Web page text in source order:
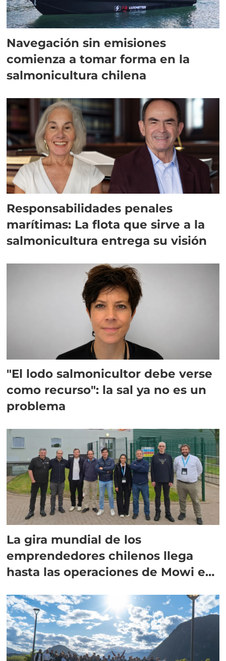
Navegación sin emisiones
comienza a tomar forma en la
salmonicultura chilena
Responsabilidades penales
marítimas: La flota que sirve a la
salmonicultura entrega su visión
"El lodo salmonicultor debe verse
como recurso": la sal ya no es un
problema
La gira mundial de los
emprendedores chilenos llega
hasta las operaciones de Mowi en